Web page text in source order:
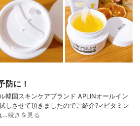
防に！
韓国スキンケアブランド APLINオールイン
しさせて頂きましたのでご紹介?✓ビタミン
…続きを見る